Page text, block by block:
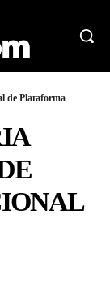
de Plataforma